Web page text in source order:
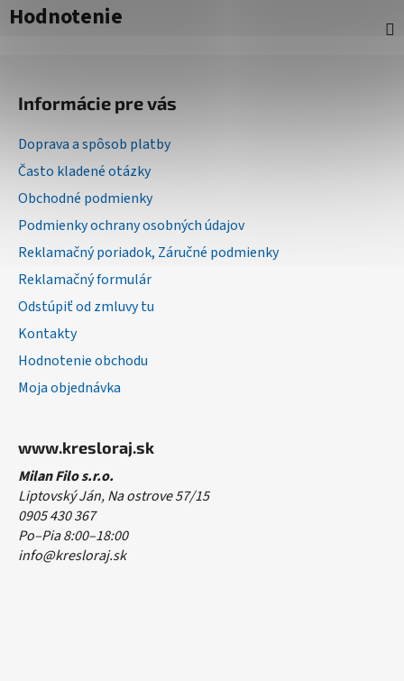
Hodnotenie
Informácie pre vás
Doprava a spôsob platby
Často kladené otázky
Obchodné podmienky
Podmienky ochrany osobných údajov
Reklamačný poriadok, Záručné podmienky
Reklamačný formulár
Odstúpiť od zmluvy tu
Kontakty
Hodnotenie obchodu
Moja objednávka
www.kresloraj.sk
Milan Filo s.r.o.
Liptovský Ján, Na ostrove 57/15
0905 430 367
Po–Pia 8:00–18:00
info@kresloraj.sk